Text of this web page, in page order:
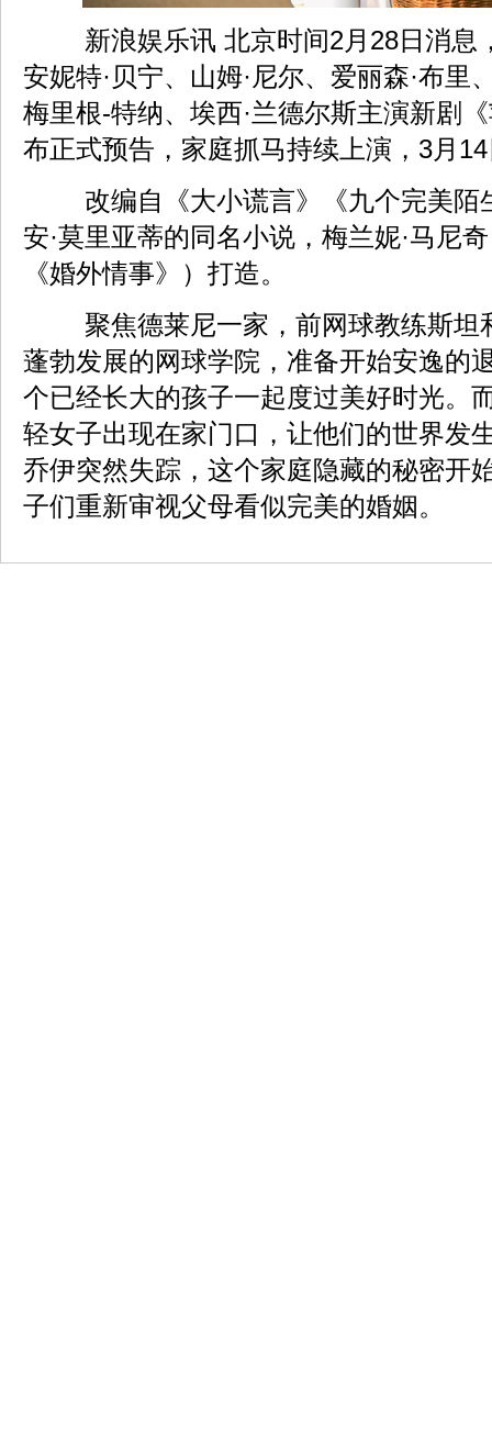
新浪娱乐讯 北京时间2月28日消息
安妮特·贝宁、山姆·尼尔、爱丽森·布里
梅里根-特纳、埃西·兰德尔斯主演新剧
布正式预告，家庭抓马持续上演，3月
改编自《大小谎言》《九个完美陌
安·莫里亚蒂的同名小说，梅兰妮·马尼
《婚外情事》）打造。
聚焦德莱尼一家，前网球教练斯坦
蓬勃发展的网球学院，准备开始安逸的
个已经长大的孩子一起度过美好时光。
轻女子出现在家门口，让他们的世界发
乔伊突然失踪，这个家庭隐藏的秘密开
子们重新审视父母看似完美的婚姻。